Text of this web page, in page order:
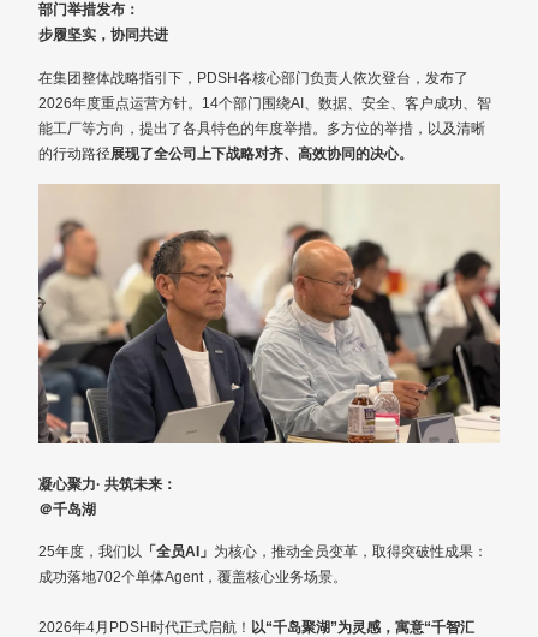
部门举措发布：
步履坚实，协同共进
在集团整体战略指引下，PDSH各核心部门负责人依次登台，发布了
2026年度重点运营方针。14个部门围绕AI、数据、安全、客户成功、智
能工厂等方向，提出了各具特色的年度举措。多方位的举措，以及清晰
的行动路径展现了全公司上下战略对齐、高效协同的决心。
凝心聚力· 共筑未来：
＠千岛湖
25年度，我们以 「全员AI」 为核心，推动全员变革，取得突破性成果：
成功落地702个单体Agent，覆盖核心业务场景。
2026年4月PDSH时代正式启航！ 以“千岛聚湖”为灵感，寓意“千智汇